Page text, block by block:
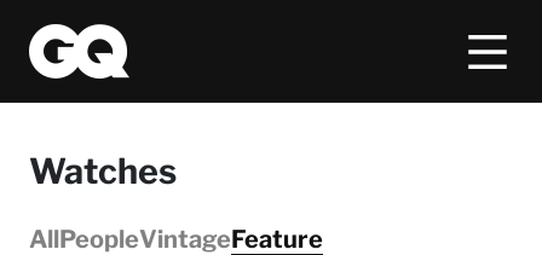
Watches
AllPeopleVintageFeature